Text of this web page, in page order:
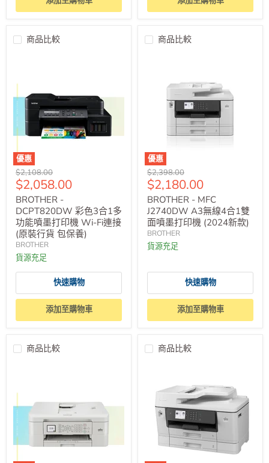
商品比較
優惠
原
價
$2,108.00
售
價
$2,058.00
BROTHER -
DCPT820DW 彩色3合1多
功能噴墨打印機 Wi-Fi連接
(原裝行貨 包保養)
BROTHER
貨源充足
快速購物
添加至購物車
商品比較
優惠
原
價
$2,398.00
售
價
$2,180.00
BROTHER - MFC
J2740DW A3無線4合1雙
面噴墨打印機 (2024新款)
BROTHER
貨源充足
快速購物
添加至購物車
商品比較 商品比較